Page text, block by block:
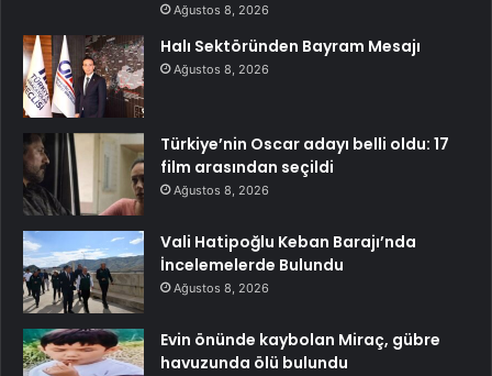
Ağustos 8, 2026
Halı Sektöründen Bayram Mesajı
Ağustos 8, 2026
Türkiye’nin Oscar adayı belli oldu: 17
film arasından seçildi
Ağustos 8, 2026
Vali Hatipoğlu Keban Barajı’nda
İncelemelerde Bulundu
Ağustos 8, 2026
Evin önünde kaybolan Miraç, gübre
havuzunda ölü bulundu